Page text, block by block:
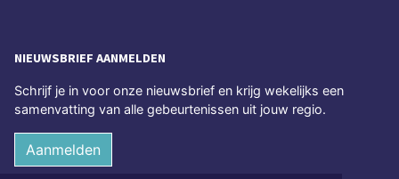
NIEUWSBRIEF AANMELDEN
Schrijf je in voor onze nieuwsbrief en krijg wekelijks een
samenvatting van alle gebeurtenissen uit jouw regio.
Aanmelden